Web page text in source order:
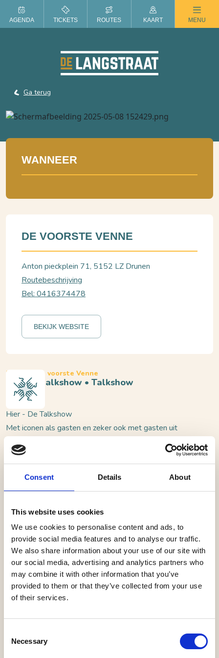
Consent Details About
This website uses cookies
We use cookies to personalise content and ads, to
provide social media features and to analyse our traffic.
We also share information about your use of our site with
our social media, advertising and analytics partners who
may combine it with other information that you’ve
provided to them or that they’ve collected from your use
of their services.
Selection
Necessary
ZOMER IN DE LANGSTRAAT
Ga terug
Drunen, De voorste Venne
Hier De talkshow • Talkshow
Hier - De Talkshow
Met iconen als gasten en zeker ook met gasten uit
onverwachte en onbekende hoek, is HIER. een proeverij
met amateur beoefenaars van kunst en cultuur. HIER.
culturele beleving. Met een mix van muziek,
heerlijke zondagmiddag-ambiance.
HIER. biedt een sfeervol podium voor talent, zorgt voor
ontmoeting, kennismaking.
Zes edities zijn gepland van oktober tot en met maart.
En elke editie wordt een beleving op zich.
HIER moet je zijn. Bij de enige echte talkshow van de
gemeente Heusden, in het cultuurcafé van De Voorste
Venne. HIER is de ideale zondagmiddag: ontspannen,
WANNEER
DE VOORSTE VENNE
Anton pieckplein 71, 5152 LZ Drunen
Routebeschrijving
Bel: 0416374478
BEKIJK WEBSITE
AGENDA TICKETS ROUTES KAART MENU